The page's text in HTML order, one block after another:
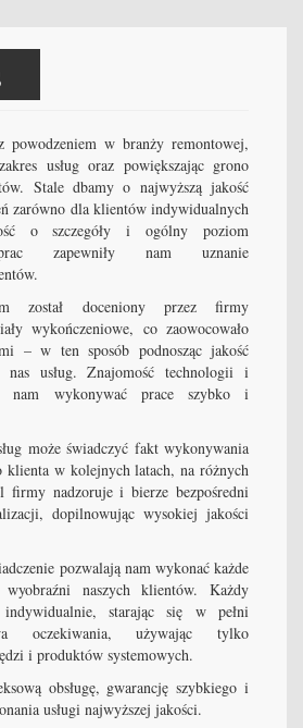
powodzeniem w branży remontowej,
usług oraz powiększając grono
Stale dbamy o najwyższą jakość
zarówno dla klientów indywidualnych
o szczegóły i ogólny poziom
zapewniły nam uznanie
został doceniony przez firmy
wykończeniowe, co zaowocowało
– w ten sposób podnosząc jakość
nas usług. Znajomość technologii i
nam wykonywać prace szybko i
może świadczyć fakt wykonywania
klienta w kolejnych latach, na różnych
firmy nadzoruje i bierze bezpośredni
dopilnowując wysokiej jakości
pozwalają nam wykonać każde
naszych klientów. Każdy
starając się w pełni
oczekiwania, używając tylko
i produktów systemowych.
obsługę, gwarancję szybkiego i
usługi najwyższej jakości.